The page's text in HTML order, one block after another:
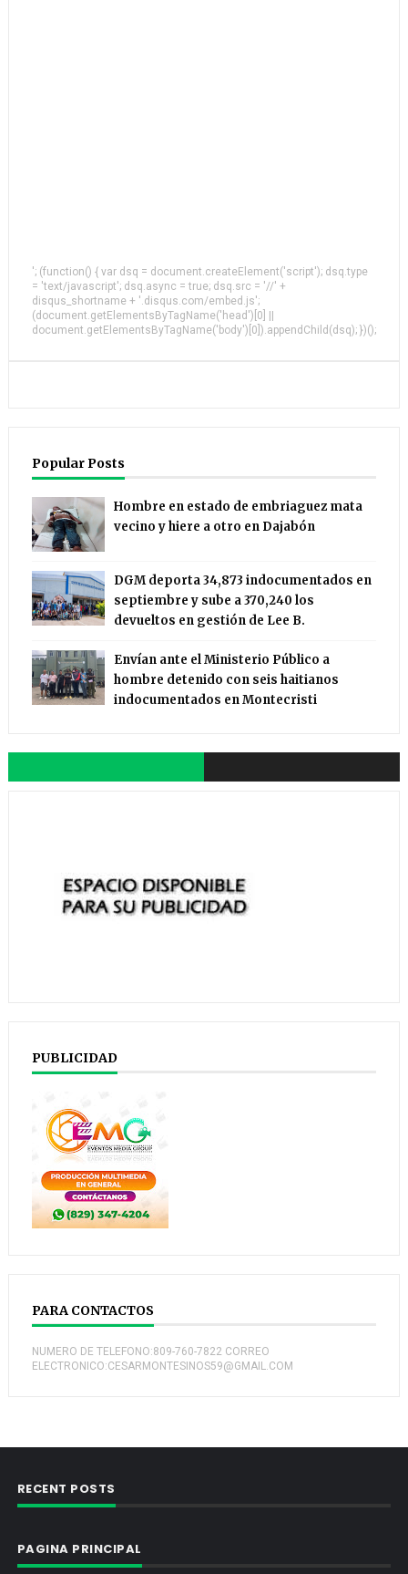
'; (function() { var dsq = document.createElement('script'); dsq.type
= 'text/javascript'; dsq.async = true; dsq.src = '//' +
disqus_shortname + '.disqus.com/embed.js';
(document.getElementsByTagName('head')[0] ||
document.getElementsByTagName('body')[0]).appendChild(dsq); })();
Popular Posts
Hombre en estado de embriaguez mata
vecino y hiere a otro en Dajabón
DGM deporta 34,873 indocumentados en
septiembre y sube a 370,240 los
devueltos en gestión de Lee B.
Envían ante el Ministerio Público a
hombre detenido con seis haitianos
indocumentados en Montecristi
PUBLICIDAD
PARA CONTACTOS
NUMERO DE TELEFONO:809-760-7822 CORREO
ELECTRONICO:CESARMONTESINOS59@GMAIL.COM
RECENT POSTS
PAGINA PRINCIPAL